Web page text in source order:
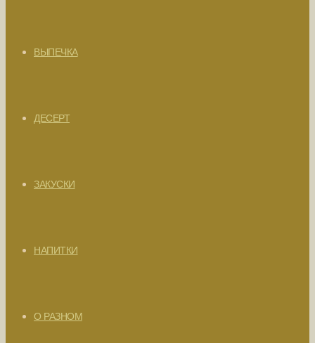
ВЫПЕЧКА
ДЕСЕРТ
ЗАКУСКИ
НАПИТКИ
О РАЗНОМ